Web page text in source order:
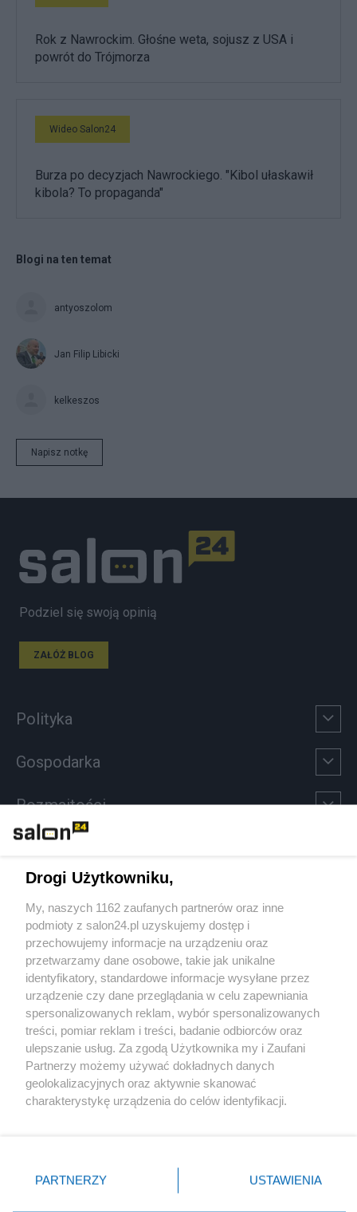
Rok z Nawrockim. Głośne weta, sojusz z USA i
powrót do Trójmorza
Wideo Salon24
Burza po decyzjach Nawrockiego. "Kibol ułaskawił
kibola? To propaganda"
Blogi na ten temat
antyoszolom
Jan Filip Libicki
kelkeszos
Napisz notkę
Podziel się swoją opinią
ZAŁÓŻ BLOG
Polityka
Gospodarka
Rozmaitości
Sport
Społeczeństwo
Kultura
X Facebook Instagram Youtube
Drogi Użytkowniku,
My, naszych 1162 zaufanych partnerów oraz inne
podmioty z salon24.pl uzyskujemy dostęp i
przechowujemy informacje na urządzeniu oraz
przetwarzamy dane osobowe, takie jak unikalne
identyfikatory, standardowe informacje wysyłane przez
urządzenie czy dane przeglądania w celu zapewniania
spersonalizowanych reklam, wybór spersonalizowanych
treści, pomiar reklam i treści, badanie odbiorców oraz
ulepszanie usług. Za zgodą Użytkownika my i Zaufani
Partnerzy możemy używać dokładnych danych
geolokalizacyjnych oraz aktywnie skanować
charakterystykę urządzenia do celów identyfikacji.
zmienić/wycofać klikając przycisk ustawień prywatności
znajdujący się w lewym dolnym rogu strony
rodzaje przetwarzania danych nie wymagają zgody
PARTNERZY USTAWIENIA